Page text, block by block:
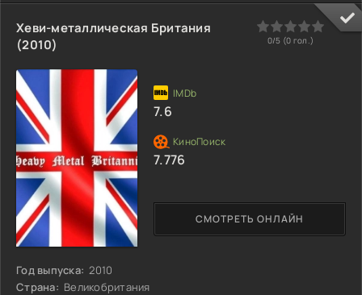
ослепительная улыбка, живет на грани – на треке и в баре. А
напротив него – **Ники Лауда**. Хладнокровный, точный как
швейцарский хронометр, его считают бесчувственным
роботом за рулем "Феррари". Два
Хеви-металлическая Британия
(2010)
Год выпуска: 2010
Страна: Великобритания
СМОТРЕТЬ ОНЛАЙН
7.6
7.776
0 4 5
0/5 (0 гол.)